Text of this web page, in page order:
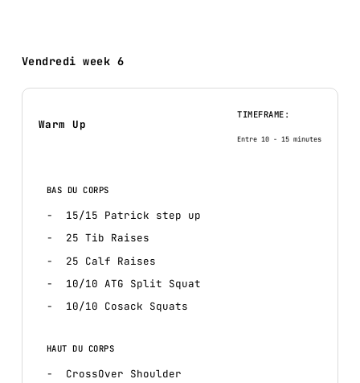
Vendredi week 6
Warm Up
TIMEFRAME:
Entre 10 - 15 minutes
BAS DU CORPS
15/15 Patrick step up
25 Tib Raises
25 Calf Raises
10/10 ATG Split Squat
10/10 Cosack Squats
HAUT DU CORPS
CrossOver Shoulder